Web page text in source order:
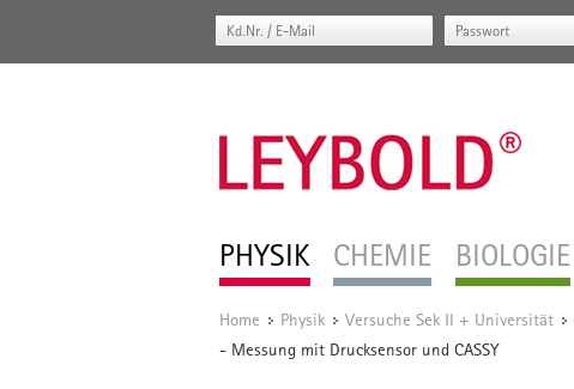
PHYSIK CHEMIE BIOLOGIE
Home / Physik / Versuche Sek II + Universität /
- Messung mit Drucksensor und CASSY